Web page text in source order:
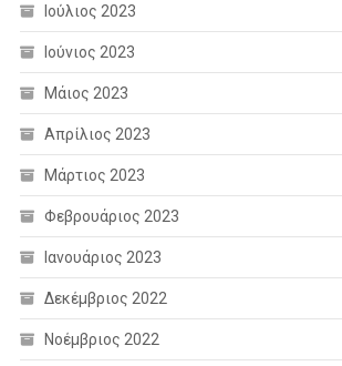
Ιούλιος 2023
Ιούνιος 2023
Μάιος 2023
Απρίλιος 2023
Μάρτιος 2023
Φεβρουάριος 2023
Ιανουάριος 2023
Δεκέμβριος 2022
Νοέμβριος 2022